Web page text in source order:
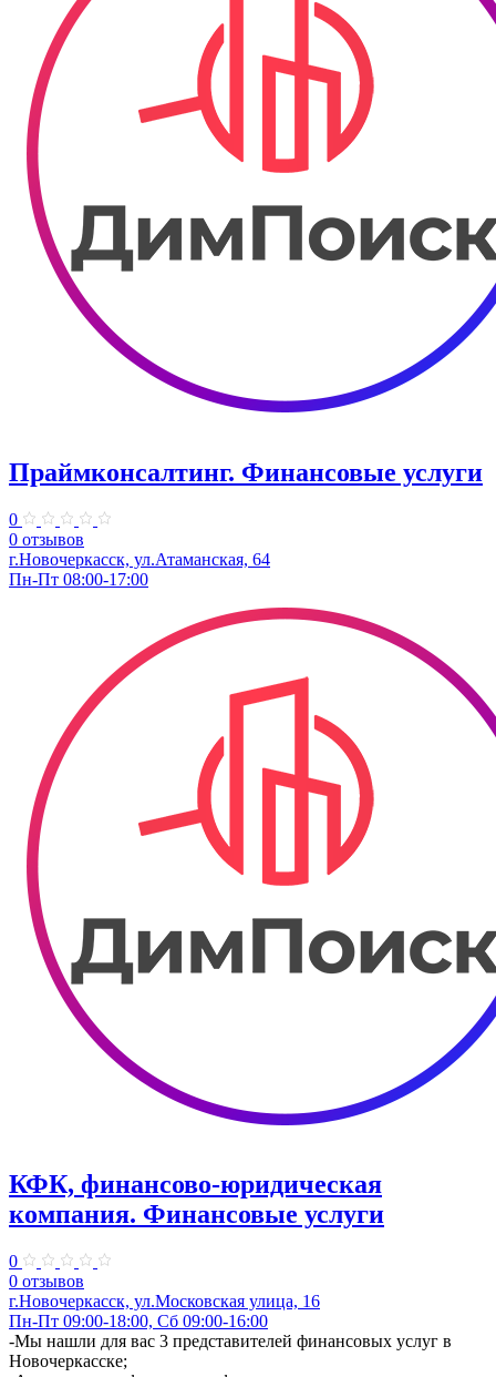
Праймконсалтинг. Финансовые услуги
0
0 отзывов
г.Новочеркасск, ул.Атаманская, 64
Пн-Пт 08:00-17:00
КФК, финансово-юридическая
компания. Финансовые услуги
0
0 отзывов
г.Новочеркасск, ул.Московская улица, 16
Пн-Пт 09:00-18:00, Сб 09:00-16:00
​-Мы нашли для вас 3 представителей финансовых услуг в
Новочеркасске;